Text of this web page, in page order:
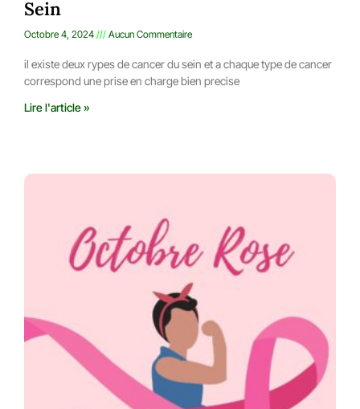
Sein
Octobre 4, 2024 Aucun Commentaire
il existe deux rypes de cancer du sein et a chaque type de cancer
correspond une prise en charge bien precise
Lire l'article »